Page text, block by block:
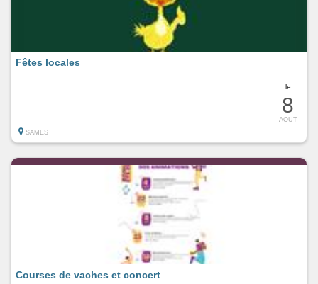
le
8
AOUT
Fêtes locales
SAMES
Courses de vaches et concert